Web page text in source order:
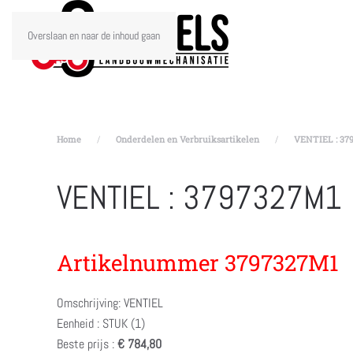
Overslaan en naar de inhoud gaan
Home Onderdelen en Verbruiksartikelen VENTIEL :
VENTIEL : 3797327M1
Artikelnummer 3797327M1
Omschrijving: VENTIEL
Eenheid : STUK (1)
Beste prijs :€ 784,80